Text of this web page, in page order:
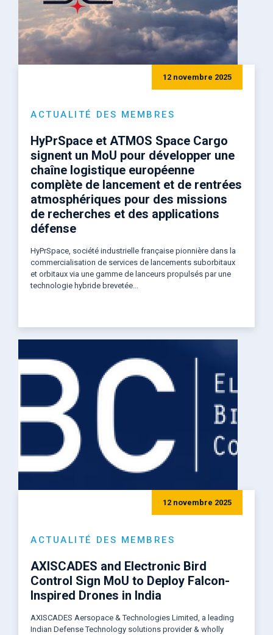
12 novembre 2025
ACTUALITÉ DES MEMBRES
HyPrSpace et ATMOS Space Cargo
signent un MoU pour développer une
chaîne logistique européenne
complète de lancement et de rentrées
atmosphériques pour des missions
de recherches et des applications
défense
HyPrSpace, société industrielle française pionnière dans la
commercialisation de services de lancements suborbitaux
et orbitaux via une gamme de lanceurs propulsés par une
technologie hybride brevetée...
12 novembre 2025
ACTUALITÉ DES MEMBRES
AXISCADES and Electronic Bird
Control Sign MoU to Deploy Falcon-
Inspired Drones in India
AXISCADES Aersopace & Technologies Limited, a leading
Indian Defense Technology solutions provider & wholly